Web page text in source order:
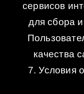
сервисов
для сбора
качества
7. Условия